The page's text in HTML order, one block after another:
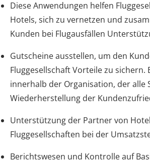
Diese Anwendungen helfen
Hotels, sich zu vernetzen und
Kunden bei Flugausfällen
Gutscheine ausstellen, um den
Fluggesellschaft Vorteile zu sichern.
innerhalb der Organisation, der alle
Wiederherstellung der
Unterstützung der Partner von
Fluggesellschaften bei der
Berichtswesen und Kontrolle auf